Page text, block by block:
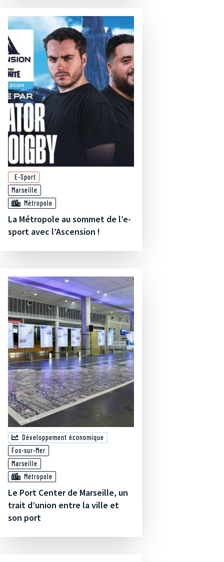
E-Sport
Marseille
Métropole
La Métropole au sommet de l’e-
sport avec l’Ascension !
Développement économique
Fos-sur-Mer
Marseille
Métropole
Le Port Center de Marseille, un
trait d’union entre la ville et
son port